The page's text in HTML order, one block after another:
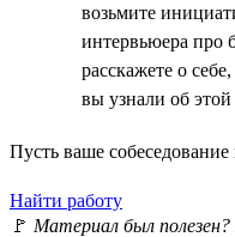
возьмите
интервьюера про
расскажете о
вы узнали об этой
Пусть ваше собеседование
Найти работу
🚩 Материал был